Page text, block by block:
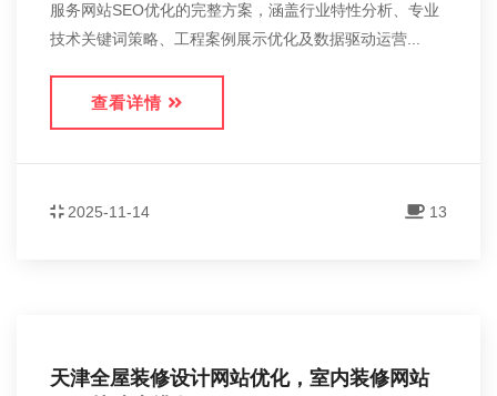
服务网站SEO优化的完整方案，涵盖行业特性分析、专业
技术关键词策略、工程案例展示优化及数据驱动运营...
查看详情
2025-11-14 13
天津全屋装修设计网站优化，室内装修网站